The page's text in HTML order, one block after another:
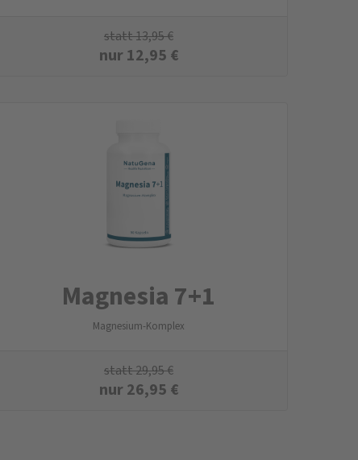
statt13,95€
nur12,95 €
Magnesia 7+1
Magnesium-Komplex
statt29,95€
nur26,95 €